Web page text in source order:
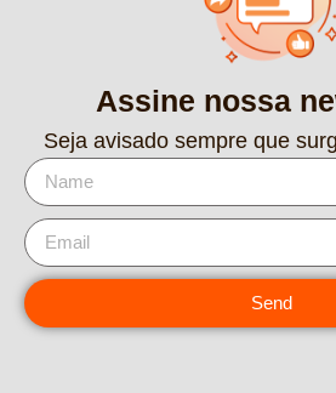
Assine nossa
Seja avisado sempre que
Send